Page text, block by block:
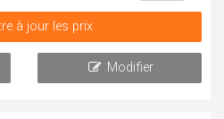
à jour les prix
Modifier